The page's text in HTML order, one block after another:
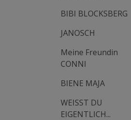
BIBI BLOCKSBERG
JANOSCH
Meine Freundin
CONNI
BIENE MAJA
WEISST DU
EIGENTLICH...